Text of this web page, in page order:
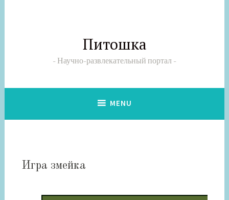
Питошка
Научно-развлекательный портал
MENU
Игра змейка